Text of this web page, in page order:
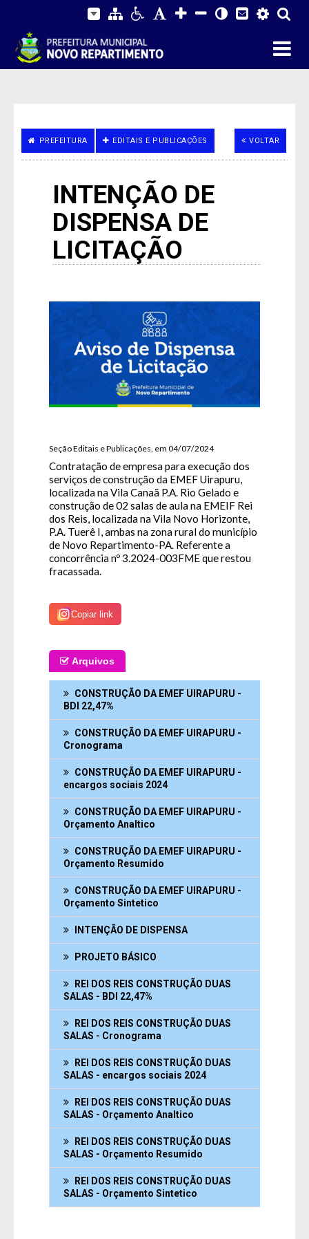
PREFEITURA EDITAIS E PUBLICAÇÕES VOLTAR
INTENÇÃO DE
DISPENSA DE
LICITAÇÃO
Seção Editais e Publicações, em 04/07/2024
Contratação de empresa para execução dos
serviços de construção da EMEF Uirapuru,
localizada na Vila Canaã P.A. Rio Gelado e
construção de 02 salas de aula na EMEIF Rei
dos Reis, localizada na Vila Novo Horizonte,
P.A. Tuerê I, ambas na zona rural do município
de Novo Repartimento-PA. Referente a
concorrência nº 3.2024-003FME que restou
fracassada.
Copiar link
Arquivos
CONSTRUÇÃO DA EMEF UIRAPURU -
BDI 22,47%
CONSTRUÇÃO DA EMEF UIRAPURU -
Cronograma
CONSTRUÇÃO DA EMEF UIRAPURU -
encargos sociais 2024
CONSTRUÇÃO DA EMEF UIRAPURU -
Orçamento Analtico
CONSTRUÇÃO DA EMEF UIRAPURU -
Orçamento Resumido
CONSTRUÇÃO DA EMEF UIRAPURU -
Orçamento Sintetico
INTENÇÃO DE DISPENSA
PROJETO BÁSICO
REI DOS REIS CONSTRUÇÃO DUAS
SALAS - BDI 22,47%
REI DOS REIS CONSTRUÇÃO DUAS
SALAS - Cronograma
REI DOS REIS CONSTRUÇÃO DUAS
SALAS - encargos sociais 2024
REI DOS REIS CONSTRUÇÃO DUAS
SALAS - Orçamento Analtico
REI DOS REIS CONSTRUÇÃO DUAS
SALAS - Orçamento Resumido
REI DOS REIS CONSTRUÇÃO DUAS
SALAS - Orçamento Sintetico
Acessibilidade
Tamanho da fonte:
Gerenciador
Usuário
Webmail
Digite apenas o "usuário" sem @dominio!
Usuário
SIC Físico
Contatos e Endereço
Fale Conosco